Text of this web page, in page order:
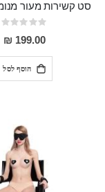
0%
199.00 ₪
הוסף לסל